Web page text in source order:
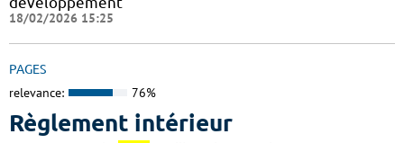
18/02/2026 15:25
PAGES
relevance: 76%
Règlement intérieur